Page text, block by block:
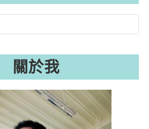
關於我